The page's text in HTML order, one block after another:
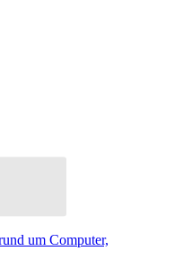
um Computer,